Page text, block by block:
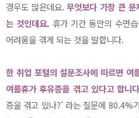
경우도 많은데요. 무엇보다 가장 큰
는 것인데요.휴가 기간 동안의 수면
어려움을 겪게 되는 것을 말합니다.
한 취업 포털의 설문조사에 따르면 여
여름휴가 후유증을 겪고 있다고 합니
증을 겪고 있나?’ 라는 질문에 80.4%